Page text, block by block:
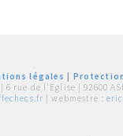
légales
6 rue de l'Eglise | 92600
| webmestre :